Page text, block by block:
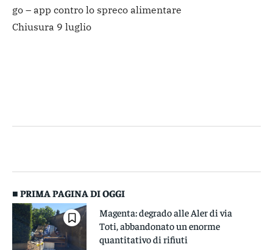
go – app contro lo spreco alimentare
Chiusura 9 luglio
■ PRIMA PAGINA DI OGGI
Magenta: degrado alle Aler di via
Toti, abbandonato un enorme
quantitativo di rifiuti